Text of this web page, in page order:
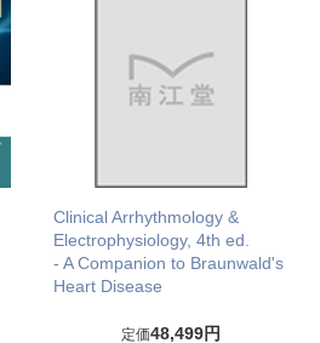
Clinical Arrhythmology &
Electrophysiology, 4th ed.
- A Companion to Braunwald's
Heart Disease
定価48,499円